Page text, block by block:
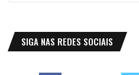
SIGA NAS REDES SOCIAIS